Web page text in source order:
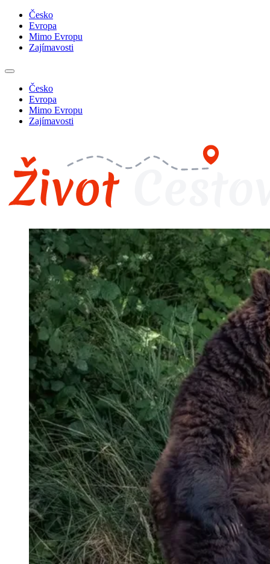
Česko
Evropa
Mimo Evropu
Zajímavosti
Česko
Evropa
Mimo Evropu
Zajímavosti